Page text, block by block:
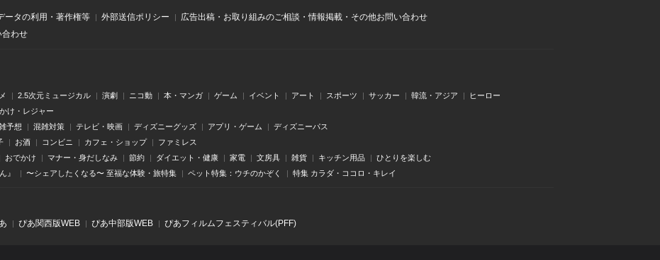
ータの利用・著作権等 外部送信ポリシー
広告出稿・お取り組みのご相談・情報掲載・その他お問い合わせ
合わせ
2.5次元ミュージカル 演劇 ニコ動 本・マンガ ゲーム イベント アート スポーツ サッカー 韓流・アジア ヒーロー
け・レジャー
予想 混雑対策 テレビ・映画 ディズニーグッズ アプリ・ゲーム ディズニーパス
お酒 コンビニ カフェ・ショップ ファミレス
おでかけ マナー・身だしなみ 節約 ダイエット・健康 家電 文房具 雑貨 キッチン用品 ひとりを楽しむ
』 〜シェアしたくなる〜 至福な体験・旅特集 ペット特集：ウチのかぞく 特集 カラダ・ココロ・キレイ
ぴあ関⻄版WEB ぴあ中部版WEB ぴあフィルムフェスティバル(PFF)